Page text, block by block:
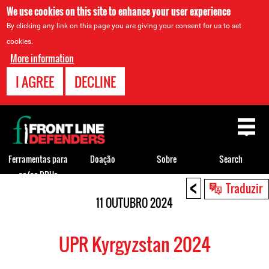
We use cookies on this site to enhance your user experience
By clicking any link on this page you are giving your consent for us to set
cookies.
More information
I AGREE DECLINE
< Traduzir
11 OUTUBRO 2024
UPR Kyrgyzstan 2024
Back
to
top
Ferramentas para
os/as DDHs
Doação Sobre Search